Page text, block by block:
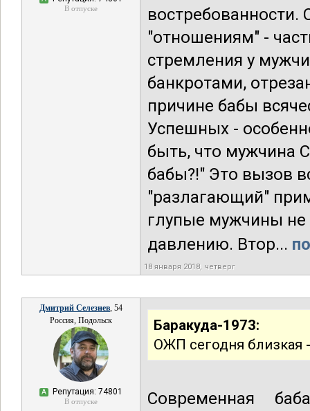
В отпуске
"отношениям" -
стремления у
банкротами,
причине бабы
Успешных -
быть, что мужчина
бабы?!" Это вызов
"разлагающий"
глупые мужчины не
давлению. Втор...
18 января 2018, четверг
Дмитрий Селезнев, 54
Россия, Подольск
А Репутация: 74801
В отпуске
Баракуда-1973:
ОЖП сегодня близкая
Современная